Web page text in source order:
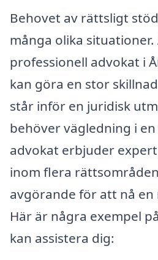
Behovet av rättsligt
många olika situationer.
professionell advokat i
kan göra en stor
står inför en juridisk
behöver vägledning i
advokat erbjuder
inom flera
avgörande för att nå
Här är några exempel
kan assistera dig: